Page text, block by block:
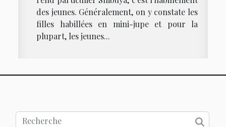
des jeunes. Généralement, on y constate les
filles habillées en mini-jupe et pour la
plupart, les jeunes...